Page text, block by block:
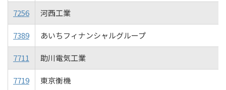
7256 河西工業
7389 あいちフィナンシャルグループ
7711 助川電気工業
7719 東京衡機